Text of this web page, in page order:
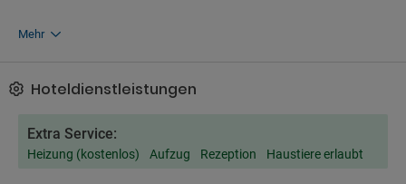
Mehr
Hoteldienstleistungen
Extra Service:
Heizung (kostenlos) Aufzug Rezeption Haustiere erlaubt